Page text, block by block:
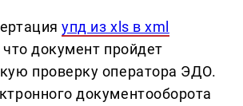
упд из xls в xml
что документ пройдет
проверку оператора ЭДО.
документооборота